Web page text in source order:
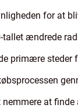
for at
ændrede
primære
at